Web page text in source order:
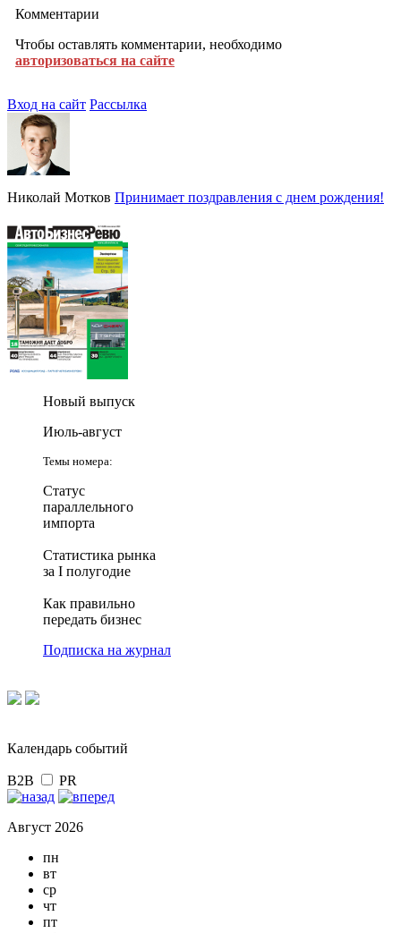
Комментарии
Чтобы оставлять комментарии, необходимо
авторизоваться на сайте
Вход на сайт Рассылка
Николай Мотков Принимает поздравления с днем рождения!
Новый выпуск
Июль-август
Темы номера:
Статус
параллельного
импорта
Статистика рынка
за I полугодие
Как правильно
передать бизнес
Подписка на журнал
Календарь событий
B2B PR
Август 2026
пн
вт
ср
чт
пт